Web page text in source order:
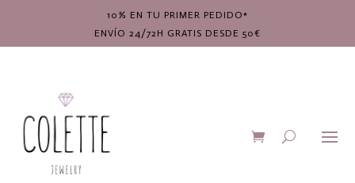
10% EN TU PRIMER PEDIDO*
ENVÍO 24/72H GRATIS DESDE 50€